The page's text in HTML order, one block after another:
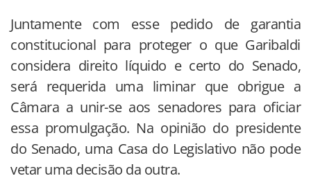
Juntamente com esse pedido de garantia
constitucional para proteger o que Garibaldi
considera direito líquido e certo do Senado,
será requerida uma liminar que obrigue a
Câmara a unir-se aos senadores para oficiar
essa promulgação. Na opinião do presidente
do Senado, uma Casa do Legislativo não pode
vetar uma decisão da outra.